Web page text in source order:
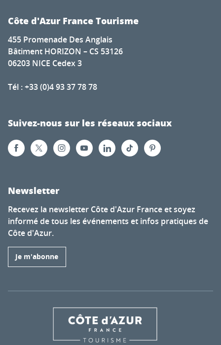
Côte d'Azur France Tourisme
455 Promenade Des Anglais
Bâtiment HORIZON – CS 53126
06203 NICE Cedex 3
Tél : +33 (0)4 93 37 78 78
Suivez-nous sur les réseaux sociaux
Newsletter
Recevez la newsletter Côte d'Azur France et soyez
informé de tous les événements et infos pratiques de
Côte d'Azur.
Je m'abonne